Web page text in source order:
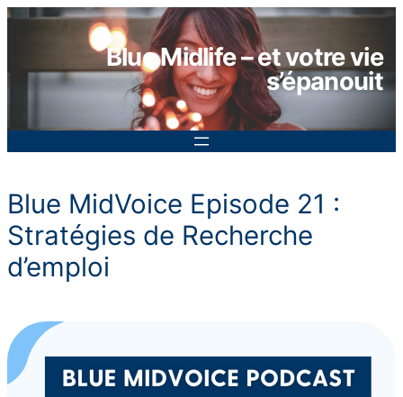
Aller
Blue Midlife – et votre vie
s’épanouit
Blue MidVoice Episode 21 :
Stratégies de Recherche
d’emploi